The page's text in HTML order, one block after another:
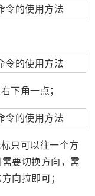
下角一点；
只可以往一个方
要切换方向，需
向拉即可；